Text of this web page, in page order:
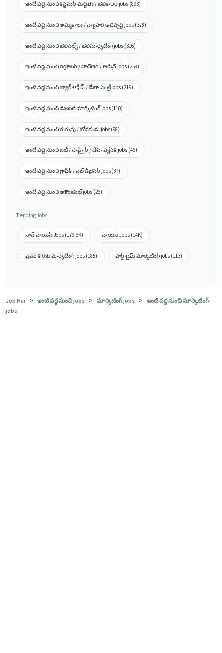
ఇంటి వద్ద నుంచి కస్టమర్ మద్దతు / టెలికాలర్ jobs (893)
ఇంటి వద్ద నుంచి అమ్మకాలు / వ్యాపార అభివృద్ధి jobs (378)
ఇంటి వద్ద నుంచి టెలిసెల్స్ / టెలిమార్కెటింగ్ jobs (316)
ఇంటి వద్ద నుంచి రిక్రూటర్ / హెచ్ఆర్ / అడ్మిన్ jobs (258)
ఇంటి వద్ద నుంచి బ్యాక్ ఆఫీస్ / డేటా ఎంట్రీ jobs (219)
ఇంటి వద్ద నుంచి డిజిటల్ మార్కెటింగ్ jobs (110)
ఇంటి వద్ద నుంచి గురువు / బోధకుడు jobs (98)
ఇంటి వద్ద నుంచి ఐటి / సాఫ్ట్వేర్ / డేటా విశ్లేషక jobs (46)
ఇంటి వద్ద నుంచి గ్రాఫిక్ / వెబ్ డిజైనర్ jobs (37)
ఇంటి వద్ద నుంచి అకౌంటెంట్ jobs (26)
Trending Jobs
నాన్ వాయిస్ Jobs (179.9K) వాయిస్ Jobs (14K)
ఫ్రెషర్ కొరకు మార్కెటింగ్ jobs (185) పార్ట్ టైమ్ మార్కెటింగ్ jobs (113)
Job Hai > ఇంటి వద్ద నుంచి jobs > మార్కెటింగ్ jobs > ఇంటి వద్ద నుంచి మార్కెటింగ్
jobs